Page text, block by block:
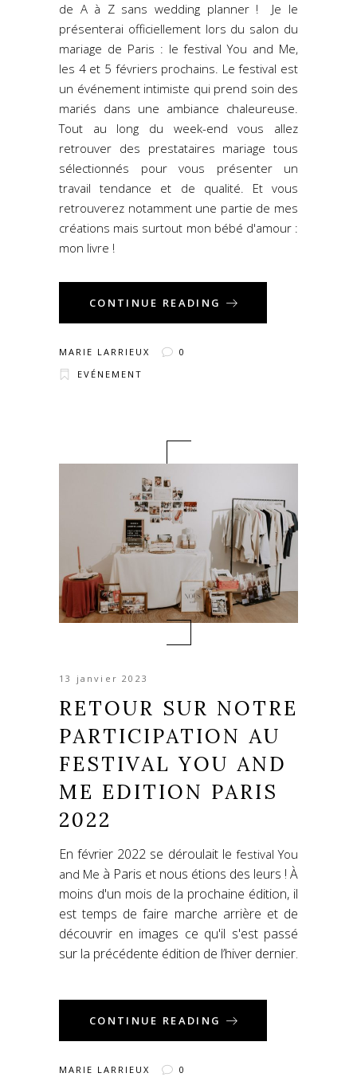
de A à Z sans wedding planner ! Je le
présenterai officiellement lors du salon du
mariage de Paris : le festival You and Me,
les 4 et 5 févriers prochains. Le festival est
un événement intimiste qui prend soin des
mariés dans une ambiance chaleureuse.
Tout au long du week-end vous allez
retrouver des prestataires mariage tous
sélectionnés pour vous présenter un
travail tendance et de qualité. Et vous
retrouverez notamment une partie de mes
créations mais surtout mon bébé d'amour :
mon livre !
CONTINUE READING
MARIE LARRIEUX
0
EVÉNEMENT
13 janvier 2023
RETOUR SUR NOTRE
PARTICIPATION AU
FESTIVAL YOU AND
ME EDITION PARIS
2022
En février 2022 se déroulait le festival You
and Me à Paris et nous étions des leurs ! À
moins d'un mois de la prochaine édition, il
est temps de faire marche arrière et de
découvrir en images ce qu'il s'est passé
sur la précédente édition de l’hiver dernier.
CONTINUE READING
MARIE LARRIEUX 0